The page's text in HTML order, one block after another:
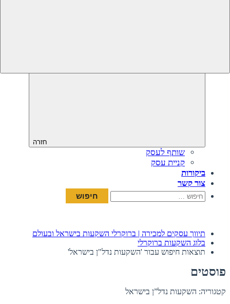
חזרה
שותף לעסק
קניית עסק
ביקורות
צור קשר
חיפוש:
תיווך עסקים למכירה | ברוקרלי השקעות בישראל ובעולם
בלוג השקעות ברוקרלי
תוצאות חיפוש עבור 'השקעות נדל"ן בישראל'
פוסטים
קטגוריה: השקעות נדל”ן בישראל